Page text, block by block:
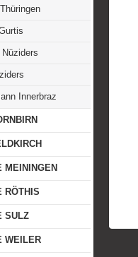
Innerbraz
MEININGEN
RÖTHIS
SULZ
WEILER